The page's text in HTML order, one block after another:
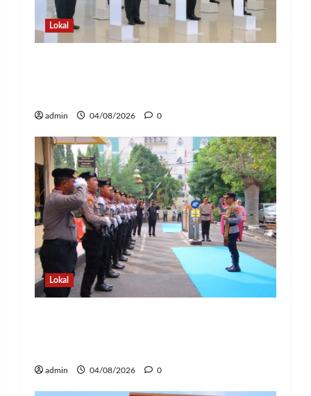
Lokal
admin 04/08/2026 0
Lokal
admin 04/08/2026 0